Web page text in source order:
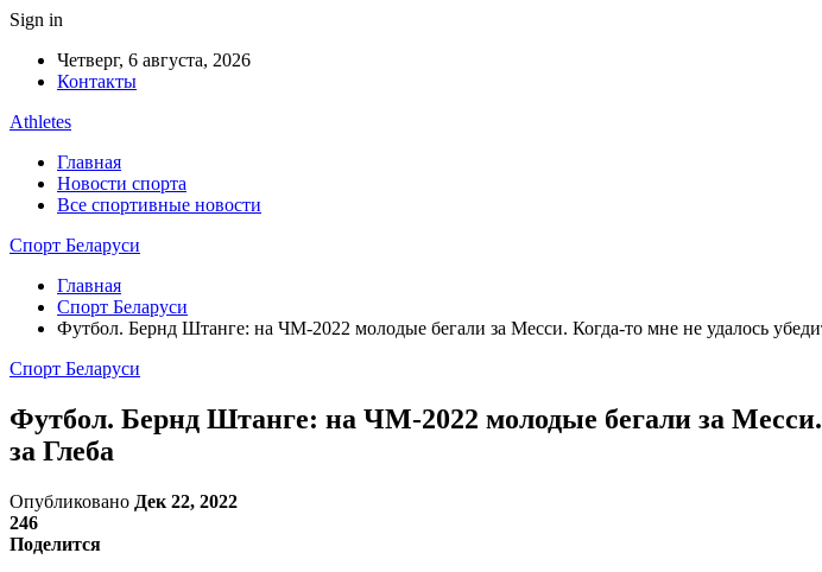
Sign in
Четверг, 6 августа, 2026
Контакты
Athletes
Главная
Новости спорта
Все спортивные новости
Спорт Беларуси
Главная
Спорт Беларуси
Футбол. Бернд Штанге: на ЧМ-2022 молодые бегали за Месси. Когда-то мне не удалось
Спорт Беларуси
Футбол. Бернд Штанге: на ЧМ-2022 молодые бегали за Месси.
за Глеба
Опубликовано Дек 22, 2022
246
Поделится